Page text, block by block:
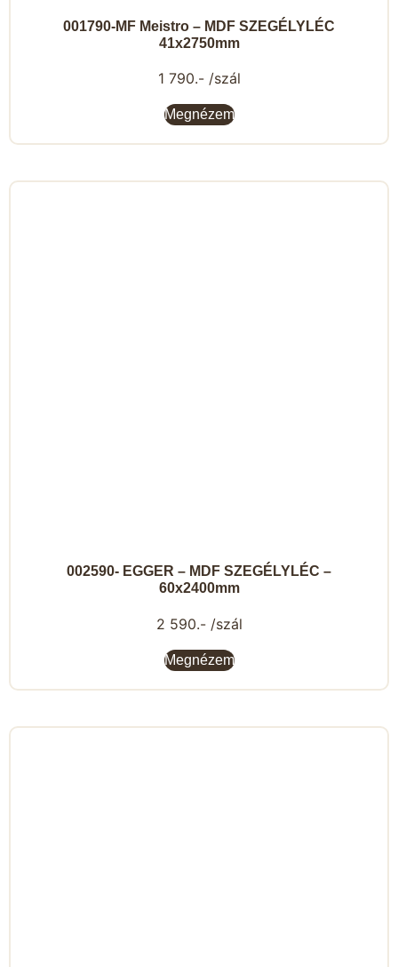
001790-MF Meistro – MDF SZEGÉLYLÉC
41x2750mm
1 790.- /szál
Megnézem
002590- EGGER – MDF SZEGÉLYLÉC –
60x2400mm
2 590.- /szál
Megnézem